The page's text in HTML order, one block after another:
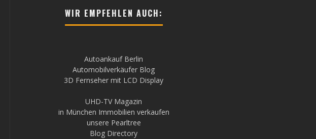
WIR EMPFEHLEN AUCH:
Autoankauf Berlin
Automobilverkäufer Blog
3D Fernseher mit LCD Display
UHD-TV Magazin
in München Immobilien verkaufen
unsere Pearltree
Blog Directory